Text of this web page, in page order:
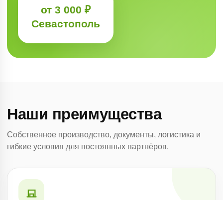
от 3 000 ₽
Севастополь
Наши преимущества
Собственное производство, документы, логистика и
гибкие условия для постоянных партнёров.